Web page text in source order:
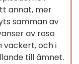
annat, mer
samman av
av rosa
vackert, och i
till ämnet.